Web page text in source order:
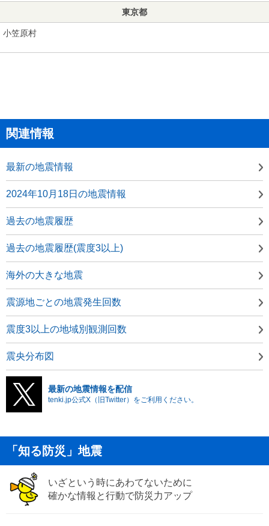
東京都
小笠原村
関連情報
最新の地震情報
2024年10月18日の地震情報
過去の地震履歴
過去の地震履歴(震度3以上)
海外の大きな地震
震源地ごとの地震発生回数
震度3以上の地域別観測回数
震央分布図
最新の地震情報を配信
tenki.jp公式X（旧Twitter）をご利用ください。
「知る防災」地震
いざという時にあわてないために
確かな情報と行動で防災力アップ